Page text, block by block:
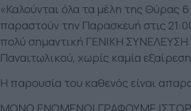
«Καλούνται όλα τα μέλη της Θύρας
παραστούν την Παρασκευή στις
πολύ σημαντική ΓΕΝΙΚΗ
Παναιτωλικού, χωρίς καμία
Η παρουσία του καθενός είναι
ΜΟΝΟ ΕΝΩΜΕΝΟΙ ΓΡΑΦΟΥΜΕ